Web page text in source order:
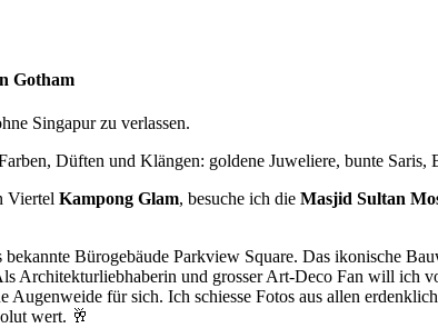
Gotham
Singapur zu verlassen.
Düften und Klängen: goldene Juweliere, bunte
Viertel Kampong Glam, besuche ich die Masjid Sultan
Bürogebäude Parkview Square. Das ikonische
Architekturliebhaberin und grosser Art-Deco Fan will ich
für sich. Ich schiesse Fotos aus allen
wert. 🥂